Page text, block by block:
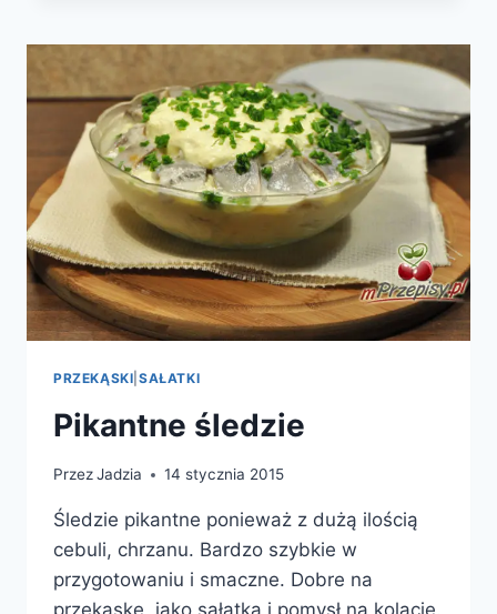
PRZEKĄSKI SAŁATKI
Pikantne śledzie
PrzezJadzia 14 stycznia 2015
Śledzie pikantne ponieważ z dużą ilością
cebuli, chrzanu. Bardzo szybkie w
przygotowaniu i smaczne. Dobre na